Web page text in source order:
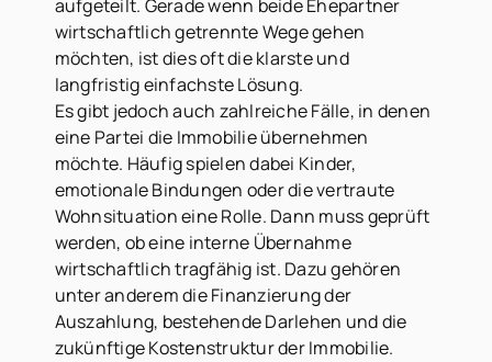
aufgeteilt. Gerade wenn beide Ehepartner
wirtschaftlich getrennte Wege gehen
möchten, ist dies oft die klarste und
langfristig einfachste Lösung.
Es gibt jedoch auch zahlreiche Fälle, in denen
eine Partei die Immobilie übernehmen
möchte. Häufig spielen dabei Kinder,
emotionale Bindungen oder die vertraute
Wohnsituation eine Rolle. Dann muss geprüft
werden, ob eine interne Übernahme
wirtschaftlich tragfähig ist. Dazu gehören
unter anderem die Finanzierung der
Auszahlung, bestehende Darlehen und die
zukünftige Kostenstruktur der Immobilie.